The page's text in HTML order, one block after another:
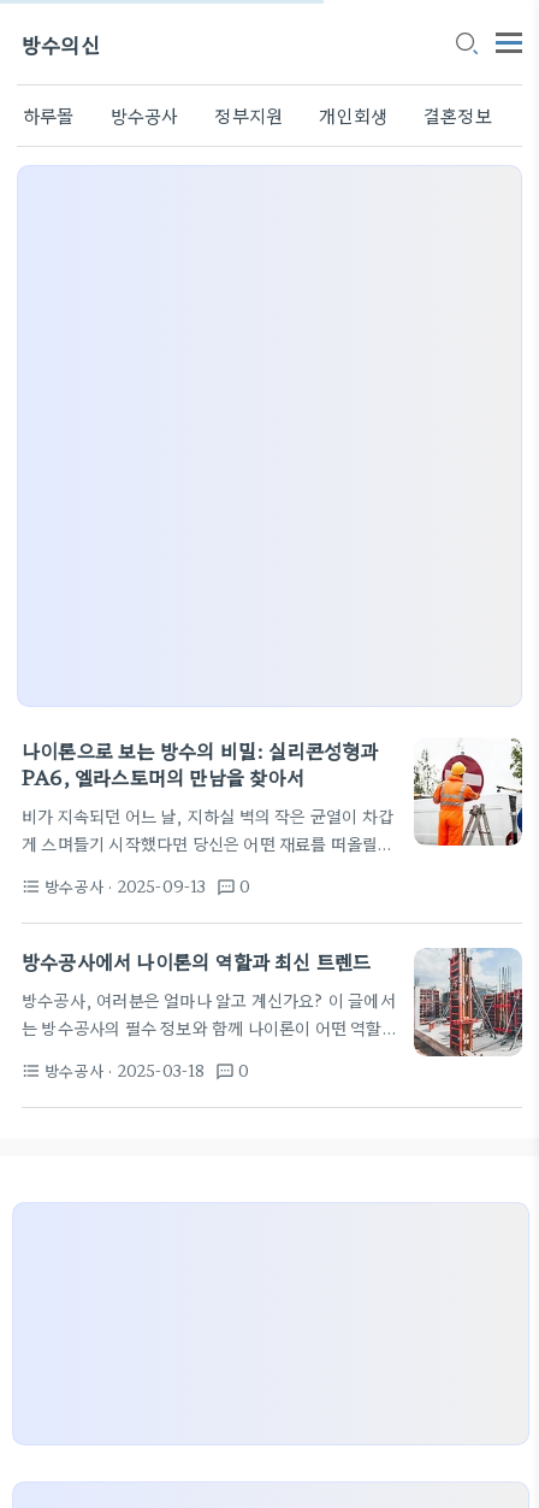
방수의신
하루몰 방수공사 정부지원 개인회생 결혼정보
나이론으로 보는 방수의 비밀: 실리콘성형과
PA6, 엘라스토머의 만남을 찾아서
비가 지속되던 어느 날, 지하실 벽의 작은 균열이 차갑
게 스며들기 시작했다면 당신은 어떤 재료를 떠올릴까
조건에 따라 달라지는 만큼, 하나의 정답이 아닌 여러
선택지가 존재한다. 이번 글은 실전에서 자주 마주치
는 상황을 바탕으로 나이론이라는 재료를 중심으로 방
료가 방수 시스템에서 어떤 역할을 하는지 차근차근
살펴본다. 끝까지 따라오면 현장 판단이나 설계 방향
을 조금 더 실용적으로 바꿀 수 있을 것이다. 이야기는
format_list_bulleted 방수공사 · 2025-09-13 textsms 0
방수공사에서 나이론의 역할과 최신 트렌드
방수공사, 여러분은 얼마나 알고 계신가요? 이 글에서
는 방수공사의 필수 정보와 함께 나이론이 어떤 역할
로운 요소도 다루어 볼게요. 방수공사란? 방수공사는
건물이나 구조물의 수분 침투를 막기 위한 작업입니
format_list_bulleted 방수공사 · 2025-03-18 textsms 0